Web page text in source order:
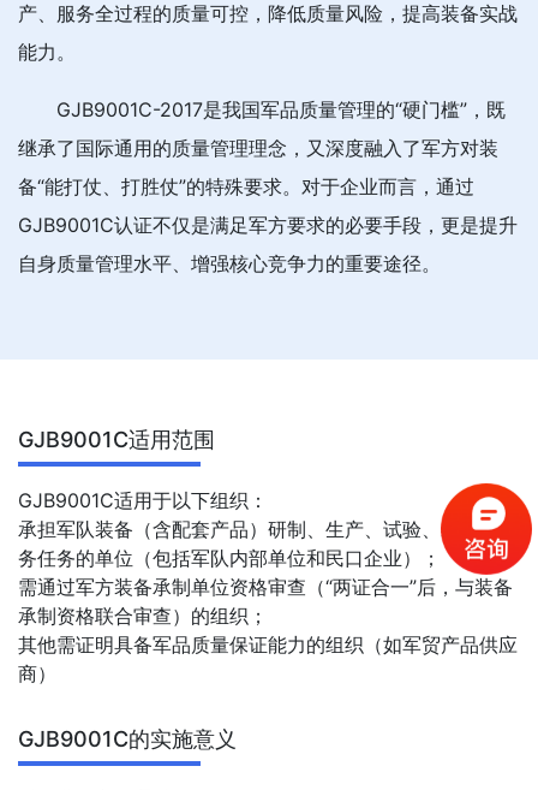
产、服务全过程的质量可控，降低质量风险，提高装备实战
能力。
GJB9001C-2017是我国军品质量管理的“硬门槛”，既
继承了国际通用的质量管理理念，又深度融入了军方对装
备“能打仗、打胜仗”的特殊要求。对于企业而言，通过
GJB9001C认证不仅是满足军方要求的必要手段，更是提升
自身质量管理水平、增强核心竞争力的重要途径。
GJB9001C适用范围
GJB9001C适用于以下组织：
承担军队装备（含配套产品）研制、生产、试验、维修和服
务任务的单位（包括军队内部单位和民口企业）；
需通过军方装备承制单位资格审查（“两证合一”后，与装备
承制资格联合审查）的组织；
其他需证明具备军品质量保证能力的组织（如军贸产品供应
商）
GJB9001C的实施意义